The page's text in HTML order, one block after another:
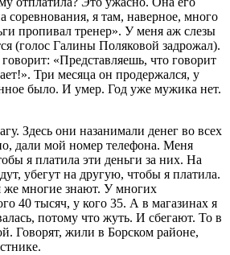
соревнования, я там, наверное, много
пропивал тренер». У меня аж слезы
(голос Галины Поляковой задрожал).
«Представляешь, что говорит
Три месяца он продержался, у
было. И умер. Год уже мужика нет.
Здесь они назанимали денег во всех
дали мой номер телефона. Меня
я платила эти деньги за них. На
убегут на другую, чтобы я платила.
же многие знают. У многих
40 тысяч, у кого 35. А в магазинах я
потому что жуть. И сбегают. То в
Говорят, жили в Борском районе,